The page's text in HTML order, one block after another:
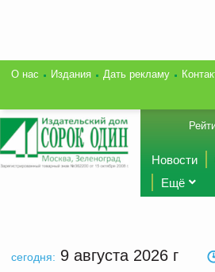
О нас Издания Дать рекламу
Новости
Ещё
сегодня: 9 августа 2026 г